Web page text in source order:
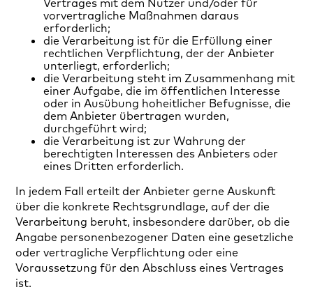
vorvertragliche Maßnahmen daraus
erforderlich;
die Verarbeitung ist für die Erfüllung einer
rechtlichen Verpflichtung, der der Anbieter
unterliegt, erforderlich;
die Verarbeitung steht im Zusammenhang mit
einer Aufgabe, die im öffentlichen Interesse
oder in Ausübung hoheitlicher Befugnisse, die
dem Anbieter übertragen wurden,
durchgeführt wird;
die Verarbeitung ist zur Wahrung der
berechtigten Interessen des Anbieters oder
eines Dritten erforderlich.
In jedem Fall erteilt der Anbieter gerne Auskunft
über die konkrete Rechtsgrundlage, auf der die
Verarbeitung beruht, insbesondere darüber, ob die
Angabe personenbezogener Daten eine gesetzliche
oder vertragliche Verpflichtung oder eine
Voraussetzung für den Abschluss eines Vertrages
ist.